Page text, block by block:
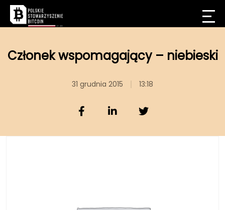
Członek wspomagający – niebieski
31 grudnia 2015 13:18